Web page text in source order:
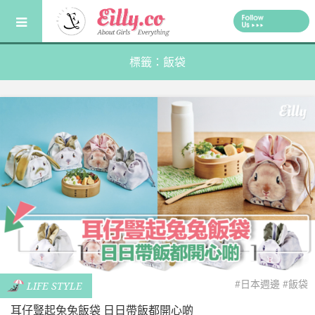
content
標籤：飯袋
LIFE STYLE #日本週邊 #飯袋
耳仔豎起兔兔飯袋 日日帶飯都開心啲